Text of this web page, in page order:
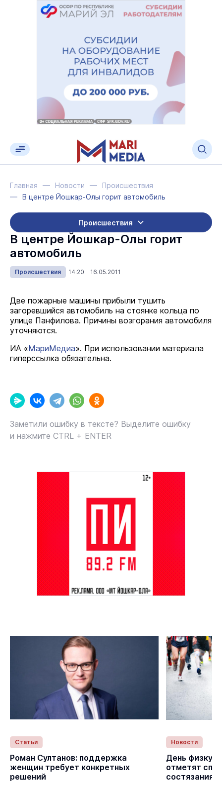
Главная Новости
Происшествия
В центре Йошкар-Олы горит автомобиль
Происшествия
В центре Йошкар-Олы горит
автомобиль
Происшествия 14:20 16.05.2011
Две пожарные машины прибыли тушить
загоревшийся автомобиль на стоянке кольца по
улице Панфилова. Причины возгорания автомобиля
уточняются.
ИА «МариМедиа». При использовании материала
гиперссылка обязательна.
Заметили ошибку в тексте? Выделите ошибку
и нажмите CTRL + ENTER
Статьи
Роман Султанов: поддержка
женщин требует конкретных
решений
Новости
День
отметят